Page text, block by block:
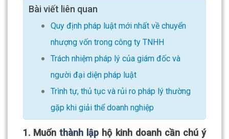
Bài viết liên quan
Quy định pháp luật mới nhất về chuyển
nhượng vốn trong công ty TNHH
Trách nhiệm pháp lý của giám đốc và
người đại diện pháp luật
Trình tự, thủ tục và rủi ro pháp lý thường
gặp khi giải thể doanh nghiệp
1. Muốnthành lập hộ kinh doanh cần chú ý